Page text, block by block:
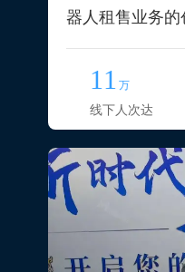
器人租售业务的
11 万
线下人次达